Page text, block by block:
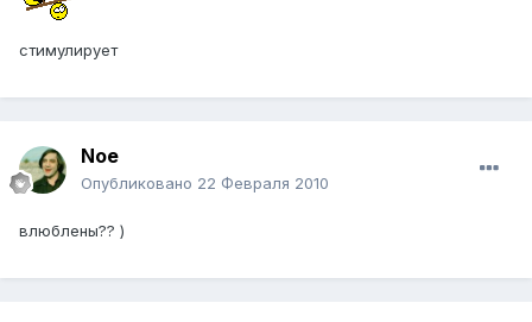
стимулирует
Noe
Опубликовано 22 Февраля 2010
влюблены?? )